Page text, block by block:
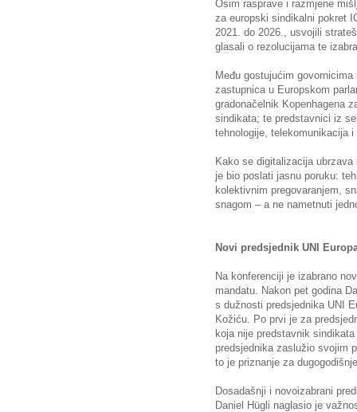
Osim rasprave i razmjene
za europski sindikalni pokret
2021. do 2026., usvojili
glasali o rezolucijama te
Među gostujućim
zastupnica u Europskom
gradonačelnik Kopenhagena
sindikata; te predstavnici iz
tehnologije, telekomunikacija
Kako se digitalizacija
je bio poslati jasnu poruku:
kolektivnim pregovaranjem,
snagom – a ne nametnuti
Novi predsjednik UNI
Na konferenciji je izabrano
mandatu. Nakon pet godina
s dužnosti predsjednika UNI
Kožiću. Po prvi je za
koja nije predstavnik
predsjednika zaslužio svojim
to je priznanje za
Dosadašnji i novoizabrani
Daniel Hügli naglasio je